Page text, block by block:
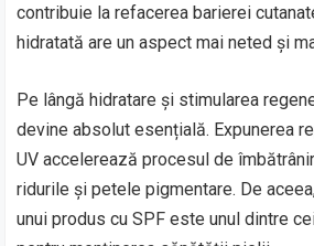
contribuie la refacerea barierei
hidratată are un aspect mai neted și
Pe lângă hidratare și stimularea
devine absolut esențială. Expunerea
UV accelerează procesul de
ridurile și petele pigmentare. De
unui produs cu SPF este unul dintre